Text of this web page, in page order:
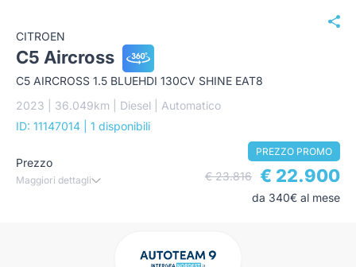
CITROEN
C5 Aircross
C5 AIRCROSS 1.5 BLUEHDI 130CV SHINE EAT8
2023 | 36.049km | Diesel | Automatico
ID: 11147014
| 1 disponibili
Prezzo
Maggiori dettagli
PREZZO PROMO
€ 23.816 € 22.900
da 340€ al mese